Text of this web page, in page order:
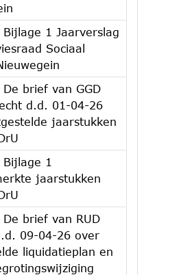
Bijlage 1 Jaarverslag
Sociaal
De brief van GGD
d.d. 01-04-26
jaarstukken
Bijlage 1
jaarstukken
De brief van RUD
09-04-26 over
liquidatieplan en